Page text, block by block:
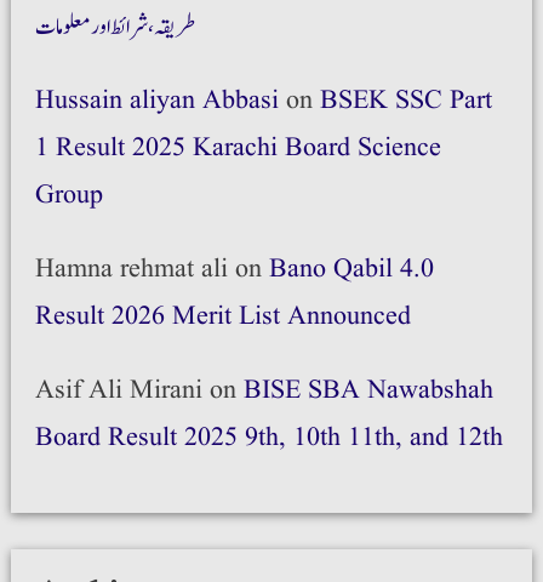
طریقہ،شرائط اور معلومات
Hussain aliyan AbbasionBSEK SSC Part
1 Result 2025 Karachi Board Science
Group
Hamna rehmat alionBano Qabil 4.0
Result 2026 Merit List Announced
Asif Ali MiranionBISE SBA Nawabshah
Board Result 2025 9th, 10th 11th, and 12th